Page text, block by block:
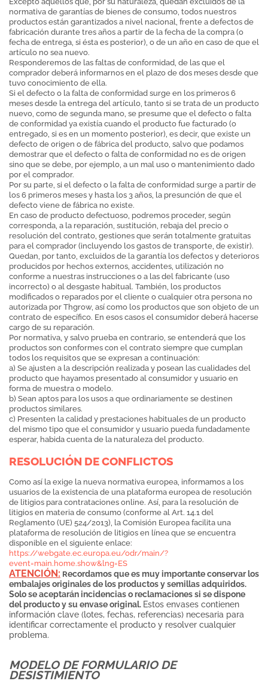
normativa de garantías de bienes de consumo, todos nuestros
productos están garantizados a nivel nacional, frente a defectos de
fabricación durante tres años a partir de la fecha de la compra (o
fecha de entrega, si ésta es posterior), o de un año en caso de que el
artículo no sea nuevo.
Responderemos de las faltas de conformidad, de las que el
comprador deberá informarnos en el plazo de dos meses desde que
tuvo conocimiento de ella.
Si el defecto o la falta de conformidad surge en los primeros 6
meses desde la entrega del artículo, tanto si se trata de un producto
nuevo, como de segunda mano, se presume que el defecto o falta
de conformidad ya existía cuando el producto fue facturado (o
entregado, si es en un momento posterior), es decir, que existe un
defecto de origen o de fábrica del producto, salvo que podamos
demostrar que el defecto o falta de conformidad no es de origen
sino que se debe, por ejemplo, a un mal uso o mantenimiento dado
por el comprador.
Por su parte, si el defecto o la falta de conformidad surge a partir de
los 6 primeros meses y hasta los 3 años, la presunción de que el
defecto viene de fábrica no existe.
En caso de producto defectuoso, podremos proceder, según
corresponda, a la reparación, sustitución, rebaja del precio o
resolución del contrato, gestiones que serán totalmente gratuitas
para el comprador (incluyendo los gastos de transporte, de existir).
Quedan, por tanto, excluidos de la garantía los defectos y deterioros
producidos por hechos externos, accidentes, utilización no
conforme a nuestras instrucciones o a las del fabricante (uso
incorrecto) o al desgaste habitual. También, los productos
modificados o reparados por el cliente o cualquier otra persona no
autorizada por Thgrow, así como los productos que son objeto de un
contrato de específico. En esos casos el consumidor deberá hacerse
cargo de su reparación.
Por normativa, y salvo prueba en contrario, se entenderá que los
productos son conformes con el contrato siempre que cumplan
todos los requisitos que se expresan a continuación:
a) Se ajusten a la descripción realizada y posean las cualidades del
producto que hayamos presentado al consumidor y usuario en
forma de muestra o modelo.
b) Sean aptos para los usos a que ordinariamente se destinen
productos similares.
c) Presenten la calidad y prestaciones habituales de un producto
del mismo tipo que el consumidor y usuario pueda fundadamente
esperar, habida cuenta de la naturaleza del producto.
RESOLUCIÓN DE CONFLICTOS
Como así la exige la nueva normativa europea, informamos a los
usuarios de la existencia de una plataforma europea de resolución
de litigios para contrataciones online. Así, para la resolución de
litigios en materia de consumo (conforme al Art. 14.1 del
Reglamento (UE) 524/2013), la Comisión Europea facilita una
plataforma de resolución de litigios en línea que se encuentra
disponible en el siguiente enlace:
https://webgate.ec.europa.eu/odr/main/?
event=main.home.show&lng=ES
ATENCIÓN: Recordamos que es muy importante conservar los
embalajes originales de los productos y semillas adquiridos.
Solo se aceptarán incidencias o reclamaciones si se dispone
del producto y su envase original. Estos envases contienen
información clave (lotes, fechas, referencias) necesaria para
identificar correctamente el producto y resolver cualquier
problema.
MODELO DE FORMULARIO DE
DESISTIMIENTO